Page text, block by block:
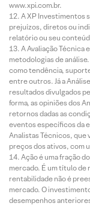
www.xpi.com.br.
A XP Investimentos
prejuízos, diretos ou
relatório ou seu
A Avaliação Técnica
metodologias de
como tendência,
entre outros. Já a
resultados divulgados
forma, as opiniões dos
retornos dadas as
eventos específicos da
Analistas Técnicos, que
preços dos ativos, com
Ação é uma fração
mercado. É um título de
rentabilidade não é
mercado. O
desempenhos